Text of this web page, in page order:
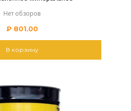
Нет обзоров
₽801.00
В корзину